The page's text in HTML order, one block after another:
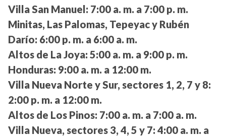
Villa San Manuel: 7:00 a. m. a 7:00 p. m.
Minitas, Las Palomas, Tepeyac y Rubén
Darío: 6:00 p. m. a 6:00 a. m.
Altos de La Joya: 5:00 a. m. a 9:00 p. m.
Honduras: 9:00 a. m. a 12:00 m.
Villa Nueva Norte y Sur, sectores 1, 2, 7 y 8:
2:00 p. m. a 12:00 m.
Altos de Los Pinos: 7:00 a. m. a 7:00 a. m.
Villa Nueva, sectores 3, 4, 5 y 7: 4:00 a. m. a